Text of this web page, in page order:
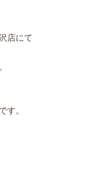
店にて
す。